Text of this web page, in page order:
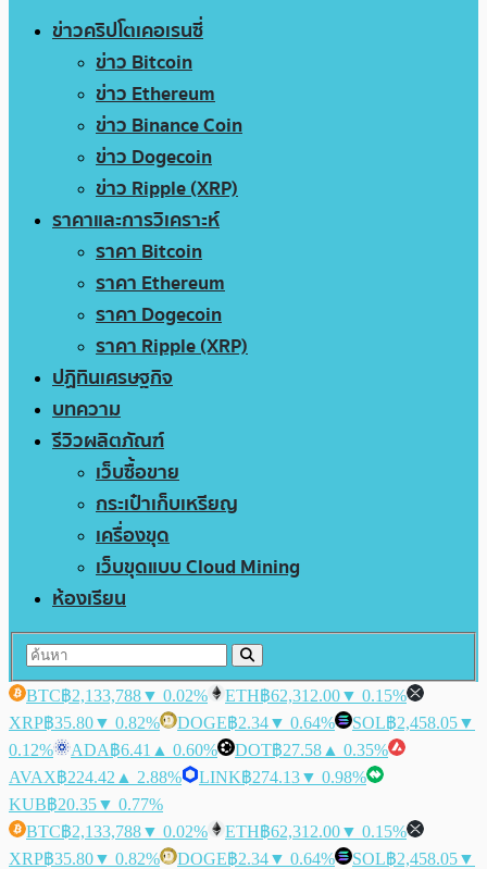
ข่าวคริปโตเคอเรนซี่
ข่าว Bitcoin
ข่าว Ethereum
ข่าว Binance Coin
ข่าว Dogecoin
ข่าว Ripple (XRP)
ราคาและการวิเคราะห์
ราคา Bitcoin
ราคา Ethereum
ราคา Dogecoin
ราคา Ripple (XRP)
ปฏิทินเศรษฐกิจ
บทความ
รีวิวผลิตภัณฑ์
เว็บซื้อขาย
กระเป๋าเก็บเหรียญ
เครื่องขุด
เว็บขุดแบบ Cloud Mining
ห้องเรียน
BTC฿2,133,788▼ 0.02% ETH฿62,312.00▼ 0.15%
XRP฿35.80▼ 0.82% DOGE฿2.34▼ 0.64% SOL฿2,458.05▼
0.12%
ADA฿6.41 ▲ 0.60% DOT฿27.58 ▲ 0.35%
AVAX฿224.42 ▲ 2.88% LINK฿274.13▼ 0.98%
KUB฿20.35▼ 0.77%
BTC฿2,133,788▼ 0.02% ETH฿62,312.00▼ 0.15%
XRP฿35.80▼ 0.82% DOGE฿2.34▼ 0.64% SOL฿2,458.05▼